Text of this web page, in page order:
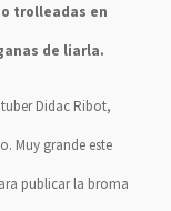
trolleadas en
de liarla.
Didac Ribot,
Muy grande este
publicar la broma